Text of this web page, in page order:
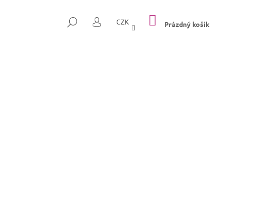
HLEDAT
PŘIHLÁŠENÍ
CZK NÁKUPNÍ
KOŠÍK
Prázdný košík